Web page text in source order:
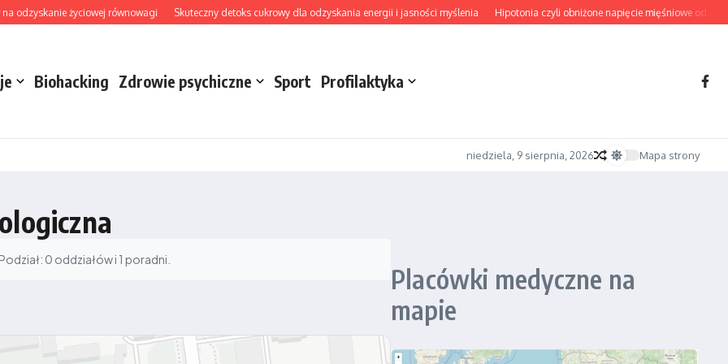
odzyskanie życiowej równowagi Skuteczny detoks cukrowy dla odzyskania energii i jasności myślenia Hipotonia czyli obniżone napięcie mięśniowe od
Biohacking Zdrowie psychiczne Sport Profilaktyka
niedziela, 9 sierpnia, 2026 Mapa strony
0 oddziałów i 1 poradni.
Placówki medyczne na
mapie